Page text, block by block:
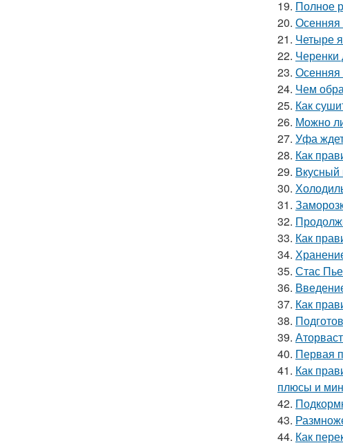
19. Полное
20. Осенняя
21. Четыре
22. Черенки
23. Осенняя
24. Чем
25. Как
26. Можно
27. Уфа
28. Как
29. Вкусный
30.
31.
32.
33. Как
34.
35. Стас
36.
37. Как
38.
39.
40. Первая
41. Как
плюсы и
42.
43.
44. Как